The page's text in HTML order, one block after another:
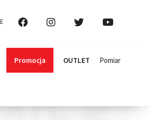
Promocja OUTLET Pomiar